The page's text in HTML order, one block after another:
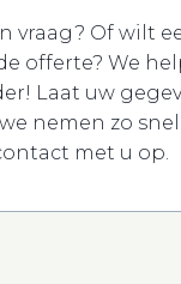
vraag? Of wilt
offerte? We
Laat uw
nemen zo snel
met u op.